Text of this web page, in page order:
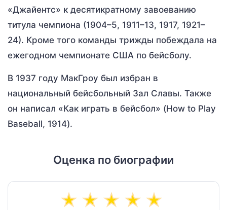
«Джайентс» к десятикратному завоеванию
титула чемпиона (1904–5, 1911–13, 1917, 1921–
24). Кроме того команды трижды побеждала на
ежегодном чемпионате США по бейсболу.
В 1937 году МакГроу был избран в
национальный бейсбольный Зал Славы. Также
он написал «Как играть в бейсбол» (How to Play
Baseball, 1914).
Оценка по биографии